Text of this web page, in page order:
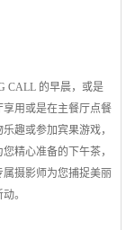
CALL 的早晨，或是
用或是在主餐厅点餐
趣或参加宾果游戏，
精心准备的下午茶，
摄影师为您捕捉美丽
。